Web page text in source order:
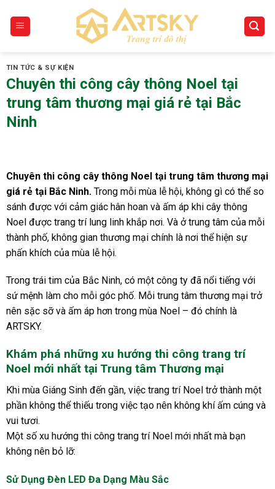
content
TIN TỨC & SỰ KIỆN
Chuyên thi công cây thông Noel tại
trung tâm thương mại giá rẻ tại Bắc
Ninh
Chuyên thi công cây thông Noel tại trung tâm thương mại
giá rẻ tại Bắc Ninh. Trong mỗi mùa lễ hội, không gì có thể so
sánh được với cảm giác hân hoan và ấm áp khi cây thông
Noel được trang trí lung linh khắp nơi. Và ở trung tâm của mỗi
thành phố, không gian thương mại chính là nơi thể hiện sự
phấn khích của mùa lễ hội.
Trong trái tim của Bắc Ninh, có một công ty đã nổi tiếng với
sứ mệnh làm cho mỗi góc phố. Mỗi trung tâm thương mại trở
nên sặc sỡ và ấm áp hơn trong mùa Noel – đó chính là
ARTSKY.
Khám phá những xu hướng thi công trang trí
Noel mới nhất tại Trung tâm Thương mại
Khi mùa Giáng Sinh đến gần, việc trang trí Noel trở thành một
phần không thể thiếu trong việc tạo nên không khí ấm cúng và
vui tươi.
Một số xu hướng thi công trang trí Noel mới nhất mà bạn
không nên bỏ lỡ:
Sử Dụng Đèn LED Đa Dạng Màu Sắc